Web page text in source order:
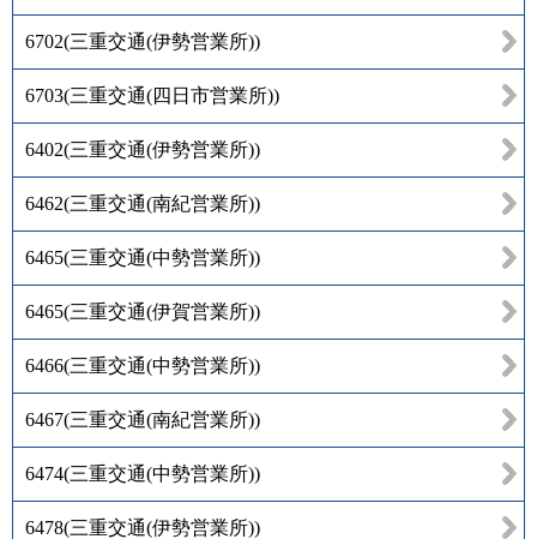
6702(三重交通(伊勢営業所))
6703(三重交通(四日市営業所))
6402(三重交通(伊勢営業所))
6462(三重交通(南紀営業所))
6465(三重交通(中勢営業所))
6465(三重交通(伊賀営業所))
6466(三重交通(中勢営業所))
6467(三重交通(南紀営業所))
6474(三重交通(中勢営業所))
6478(三重交通(伊勢営業所))